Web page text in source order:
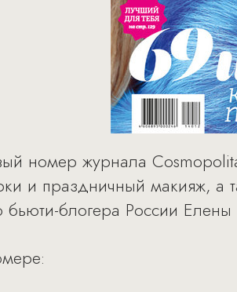
номер журнала
и праздничный макияж, а
бьюти-блогера России